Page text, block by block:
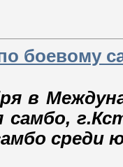
боевому
в
самбо,
среди